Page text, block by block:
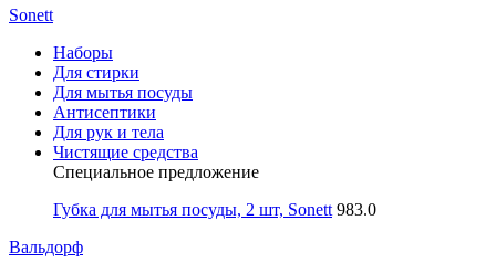
Sonett
Наборы
Для стирки
Для мытья посуды
Антисептики
Для рук и тела
Чистящие средства
Специальное предложение
Губка для мытья посуды, 2 шт, Sonett 983.0
Вальдорф